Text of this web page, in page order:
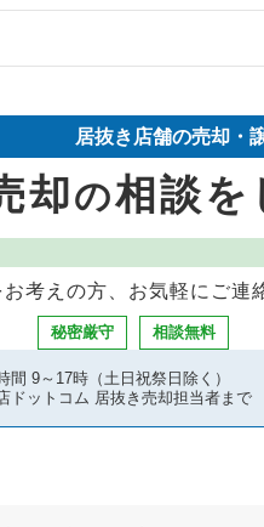
件の案件一覧
の案件一覧
の案件一覧
の案件一覧
案件一覧
件の案件一覧
案件一覧
案件一覧
物件の案件一覧
一覧
件の案件一覧
件一覧
件一覧
売却物件の案件一覧
売却物件の案件一覧
の案件一覧
案件一覧
居抜き売却物件の案件一覧
物件の案件一覧
の案件一覧
居抜き店舗の売却・
却の相談を
考えの方、お気軽にご連
秘密厳守 相談無料
9～17時（土日祝祭日除く）
ドットコム 居抜き売却担当者まで